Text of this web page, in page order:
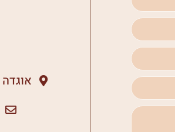
אוגדה 6, אזור תעשיה מישור אדומים